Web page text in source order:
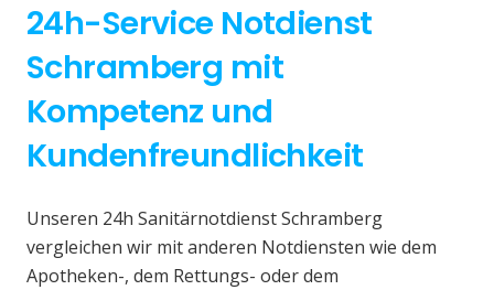
24h-Service Notdienst
Schramberg mit
Kompetenz und
Kundenfreundlichkeit
Unseren 24h Sanitärnotdienst Schramberg
vergleichen wir mit anderen Notdiensten wie dem
Apotheken-, dem Rettungs- oder dem